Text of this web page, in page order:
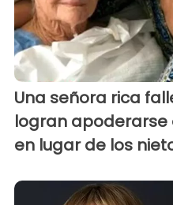
Una señora rica
logran
en lugar de los